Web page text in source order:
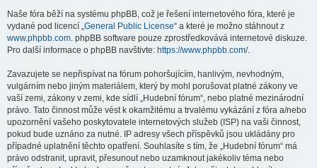
Naše fóra běží na systému phpBB, což je řešení internetového fóra, které je
vydané pod licencí „General Public License“ a které je možno stáhnout z
www.phpbb.com. phpBB software pouze zprostředkovává internetové diskuze.
Pro další informace o phpBB navštivte: https://www.phpbb.com/.
Zavazujete se nepřispívat na fórum pohoršujícím, hanlivým, nevhodným,
vulgárním nebo jiným materiálem, který by mohl porušovat platné zákony ve
vaší zemi, zákony v zemi, kde sídlí „Hudební fórum“, nebo platné mezinárodní
právo. Tato činnost může vést k okamžitému a trvalému vykázání z fóra a/nebo
upozornění vašeho poskytovatele internetových služeb (ISP) na vaši činnost,
pokud bude uznáno za nutné. IP adresy všech příspěvků jsou ukládány pro
případné uplatnění těchto opatření. Souhlasíte s tím, že „Hudební fórum“ má
právo odstranit, upravit, přesunout nebo uzamknout jakékoliv téma nebo